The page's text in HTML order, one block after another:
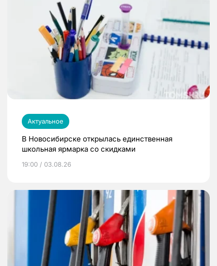
Актуальное
В Новосибирске открылась единственная
школьная ярмарка со скидками
19:00 / 03.08.26